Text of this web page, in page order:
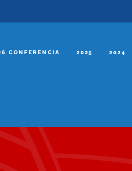
CONFERENCIA 2025 2024